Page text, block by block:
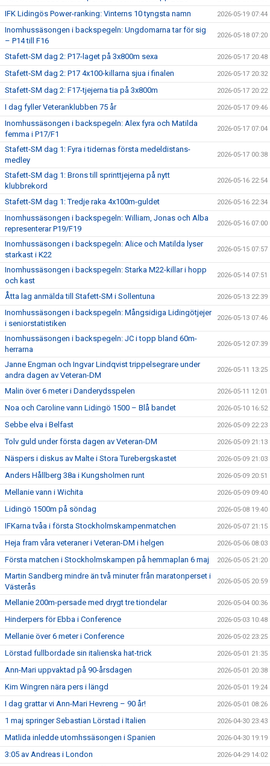
IFK Lidingös Power-ranking: Vinterns 10 tyngsta namn 2026-05-19 07:44
Inomhussäsongen i backspegeln: Ungdomarna tar för sig
– P14 till F16
2026-05-18 07:20
Stafett-SM dag 2: P17-laget på 3x800m sexa 2026-05-17 20:48
Stafett-SM dag 2: P17 4x100-killarna sjua i finalen 2026-05-17 20:32
Stafett-SM dag 2: F17-tjejerna tia på 3x800m 2026-05-17 20:22
I dag fyller Veteranklubben 75 år 2026-05-17 09:46
Inomhussäsongen i backspegeln: Alex fyra och Matilda
femma i P17/F1
2026-05-17 07:04
Stafett-SM dag 1: Fyra i tidernas första medeldistans-
medley
2026-05-17 00:38
Stafett-SM dag 1: Brons till sprinttjejerna på nytt
klubbrekord
2026-05-16 22:54
Stafett-SM dag 1: Tredje raka 4x100m-guldet 2026-05-16 22:34
Inomhussäsongen i backspegeln: William, Jonas och Alba
representerar P19/F19
2026-05-16 07:00
Inomhussäsongen i backspegeln: Alice och Matilda lyser
starkast i K22
2026-05-15 07:57
Inomhussäsongen i backspegeln: Starka M22-killar i hopp
och kast
2026-05-14 07:51
Åtta lag anmälda till Stafett-SM i Sollentuna 2026-05-13 22:39
Inomhussäsongen i backspegeln: Mångsidiga Lidingötjejer
i seniorstatistiken
2026-05-13 07:46
Inomhussäsongen i backspegeln: JC i topp bland 60m-
herrarna
2026-05-12 07:39
Janne Engman och Ingvar Lindqvist trippelsegrare under
andra dagen av Veteran-DM
2026-05-11 13:25
Malin över 6 meter i Danderydsspelen 2026-05-11 12:01
Noa och Caroline vann Lidingö 1500 – Blå bandet 2026-05-10 16:52
Sebbe elva i Belfast 2026-05-09 22:23
Tolv guld under första dagen av Veteran-DM 2026-05-09 21:13
Näspers i diskus av Malte i Stora Turebergskastet 2026-05-09 21:03
Anders Hållberg 38a i Kungsholmen runt 2026-05-09 20:51
Mellanie vann i Wichita 2026-05-09 09:40
Lidingö 1500m på söndag 2026-05-08 19:40
IFKarna tvåa i första Stockholmskampenmatchen 2026-05-07 21:15
Heja fram våra veteraner i Veteran-DM i helgen 2026-05-06 08:03
Första matchen i Stockholmskampen på hemmaplan 6 maj 2026-05-05 21:20
Martin Sandberg mindre än två minuter från maratonperset i
Västerås
2026-05-05 20:59
Mellanie 200m-persade med drygt tre tiondelar 2026-05-04 00:36
Hinderpers för Ebba i Conference 2026-05-03 10:48
Mellanie över 6 meter i Conference 2026-05-02 23:25
Lörstad fullbordade sin italienska hat-trick 2026-05-01 21:35
Ann-Mari uppvaktad på 90-årsdagen 2026-05-01 20:38
Kim Wingren nära pers i längd 2026-05-01 19:24
I dag grattar vi Ann-Mari Hevreng – 90 år! 2026-05-01 08:26
1 maj springer Sebastian Lörstad i Italien 2026-04-30 23:43
Matlida inledde utomhssäsongen i Spanien 2026-04-30 19:19
3:05 av Andreas i London 2026-04-29 14:02